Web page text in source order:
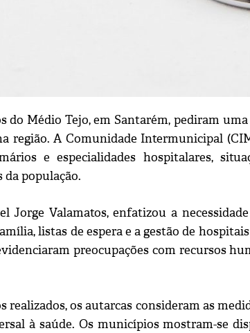
do Médio Tejo, em Santarém, pediram
região. A Comunidade Intermunicipal
e especialidades hospitalares,
da população.
Jorge Valamatos, enfatizou a
listas de espera e a gestão de
preocupações com recursos
realizados, os autarcas consideram as
à saúde. Os municípios mostram-se